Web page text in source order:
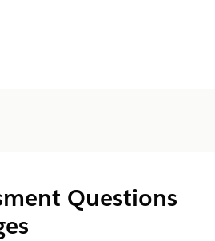
Questions